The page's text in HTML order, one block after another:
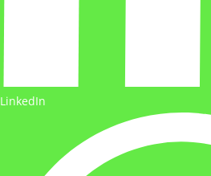
LinkedIn